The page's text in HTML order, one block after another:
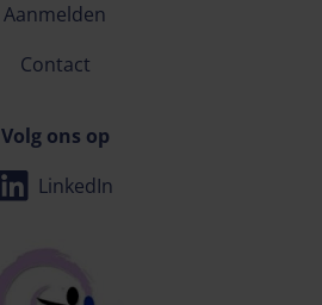
LinkedIn
Volg ons op
Aanmelden
Contact